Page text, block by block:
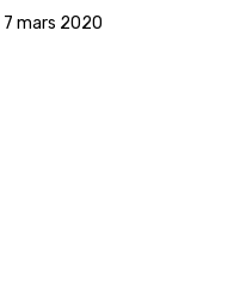
7 mars 2020